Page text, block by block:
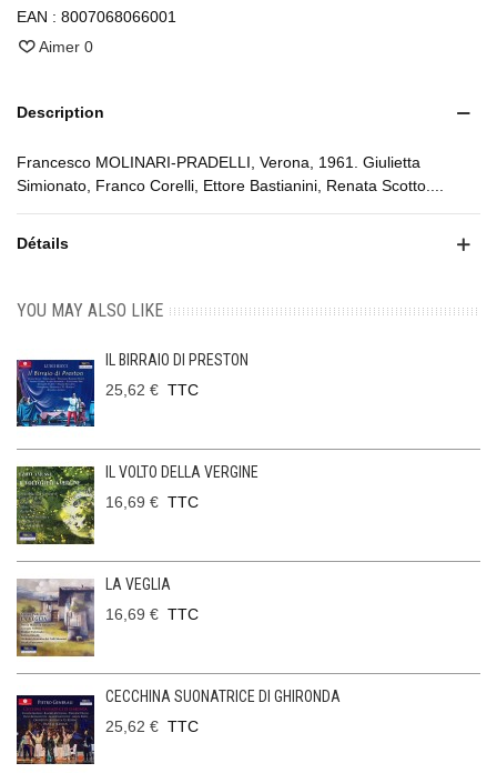
EAN : 8007068066001
Aimer 0
Description
Francesco MOLINARI-PRADELLI, Verona, 1961. Giulietta
Simionato, Franco Corelli, Ettore Bastianini, Renata Scotto....
Détails
YOU MAY ALSO LIKE
IL BIRRAIO DI PRESTON
25,62 € TTC
IL VOLTO DELLA VERGINE
16,69 € TTC
LA VEGLIA
16,69 € TTC
CECCHINA SUONATRICE DI GHIRONDA
25,62 € TTC